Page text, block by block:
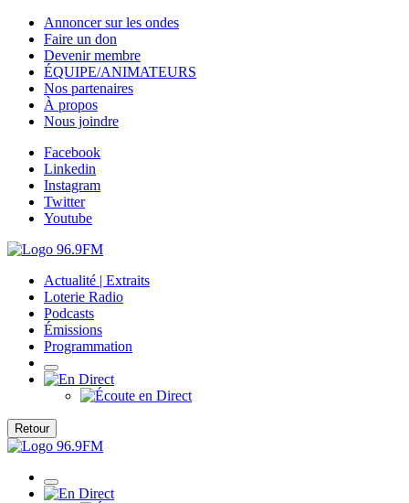
Annoncer sur les ondes
Faire un don
Devenir membre
ÉQUIPE/ANIMATEURS
Nos partenaires
À propos
Nous joindre
Facebook
Linkedin
Instagram
Twitter
Youtube
Actualité | Extraits
Loterie Radio
Podcasts
Émissions
Programmation
Retour